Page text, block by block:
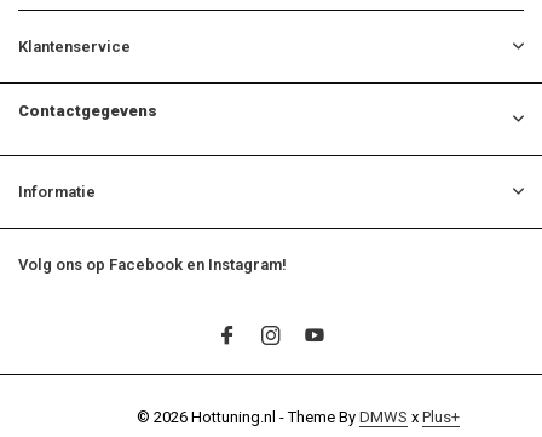
Klantenservice
Contactgegevens
Informatie
Volg ons op Facebook en Instagram!
© 2026 Hottuning.nl - Theme By DMWS x Plus+